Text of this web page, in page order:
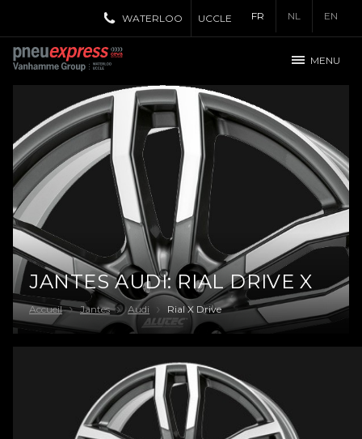
FR NL EN
WATERLOO UCCLE
MENU
JANTES AUDI: RIAL DRIVE X
Accueil Jantes Audi Rial X Drive